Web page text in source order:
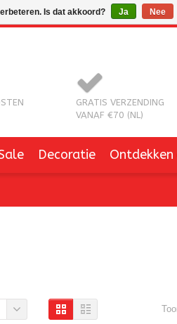
GRATIS VERZENDING
VANAF €70 (NL)
Decoratie Ontdekken
Is dat akkoord? Ja Nee